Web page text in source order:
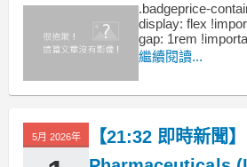
.badgeprice-
display: flex
gap: 1rem
flex-wrap: wrap
繼續閱讀...
5月 2026年
【21:32 即時新聞